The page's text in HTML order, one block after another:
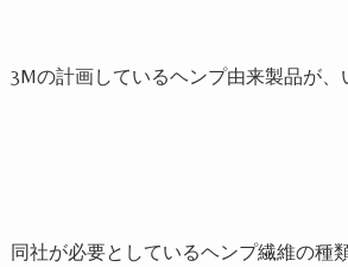
3Mの計画しているヘンプ由来製品が
同社が必要​​としているヘンプ繊維の種